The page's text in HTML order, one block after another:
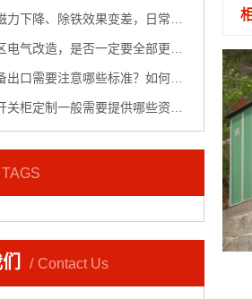
下降、除铁效果变差，日常怎么维护？
气改造，是否一定要全部更换设备？
需要注意哪些标准？如何适配海外工况？
柜定制一般需要提供哪些资料？
TAGS
Contact Us
干式变压器